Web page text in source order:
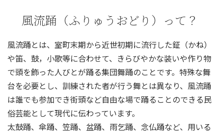
風流踊（ふりゅうおどり）って？
風流踊とは、室町末期から近世初期に流行した鉦（かね）
や笛、鼓，小歌等に合わせて、きらびやかな装いや作り物
で頭を飾った人びとが踊る集団舞踊のことです。特殊な舞
台を必要とし、訓練された者が行う舞とは異なり、風流踊
は誰でも参加でき街頭など自由な場で踊ることのできる民
俗芸能として現代に伝わっています。
太鼓踊、傘踊、笠踊、盆踊、雨乞踊、念仏踊など、用いる